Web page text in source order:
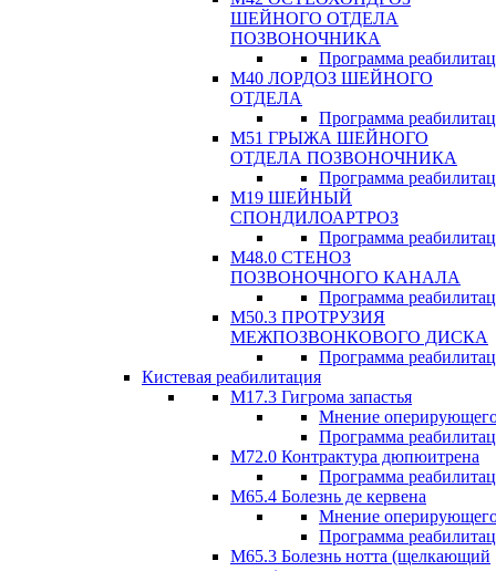
ШЕЙНОГО ОТДЕЛА
ПОЗВОНОЧНИКА
Программа
М40 ЛОРДОЗ ШЕЙНОГО
ОТДЕЛА
Программа
М51 ГРЫЖА ШЕЙНОГО
ОТДЕЛА ПОЗВОНОЧНИКА
Программа
М19 ШЕЙНЫЙ
СПОНДИЛОАРТРОЗ
Программа
М48.0 СТЕНОЗ
ПОЗВОНОЧНОГО КАНАЛА
Программа
М50.3 ПРОТРУЗИЯ
МЕЖПОЗВОНКОВОГО ДИСКА
Программа
Кистевая реабилитация
M17.3 Гигрома запастья
Мнение
Программа
М72.0 Контрактура дюпюитрена
Программа
M65.4 Болезнь де кервена
Мнение
Программа
М65.3 Болезнь нотта (щелкающий